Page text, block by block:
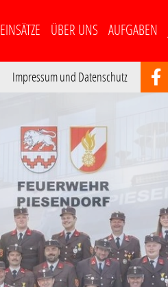
ÜBER UNS AUFGABEN
Impressum und Datenschutz